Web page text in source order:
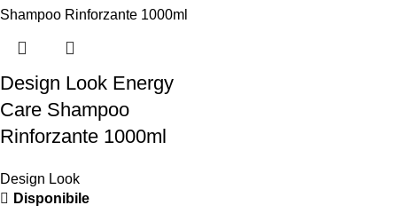
Design Look Energy
Care Shampoo
Rinforzante 1000ml
Design Look
Disponibile